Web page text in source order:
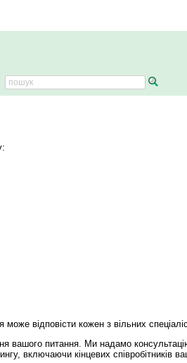
відповісти кожен з вільних
вашого питання. Ми надамо
включаючи кінцевих співробітників